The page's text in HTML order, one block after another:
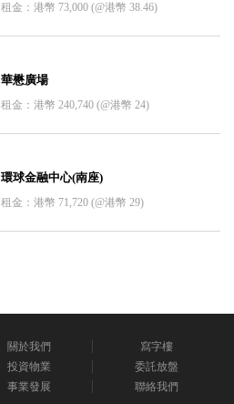
租金：港幣 73,000 (@港幣 38.46)
華懋廣場
租金：港幣 240,740 (@港幣 24)
環球金融中心(南座)
租金：港幣 71,720 (@港幣 29)
關於我們
寫字樓
投資物業
委託放盤
事業發展 聯絡我們